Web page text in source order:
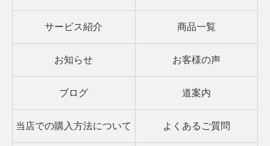
サービス紹介 商品一覧
お知らせ お客様の声
ブログ 道案内
当店での購入方法について よくあるご質問